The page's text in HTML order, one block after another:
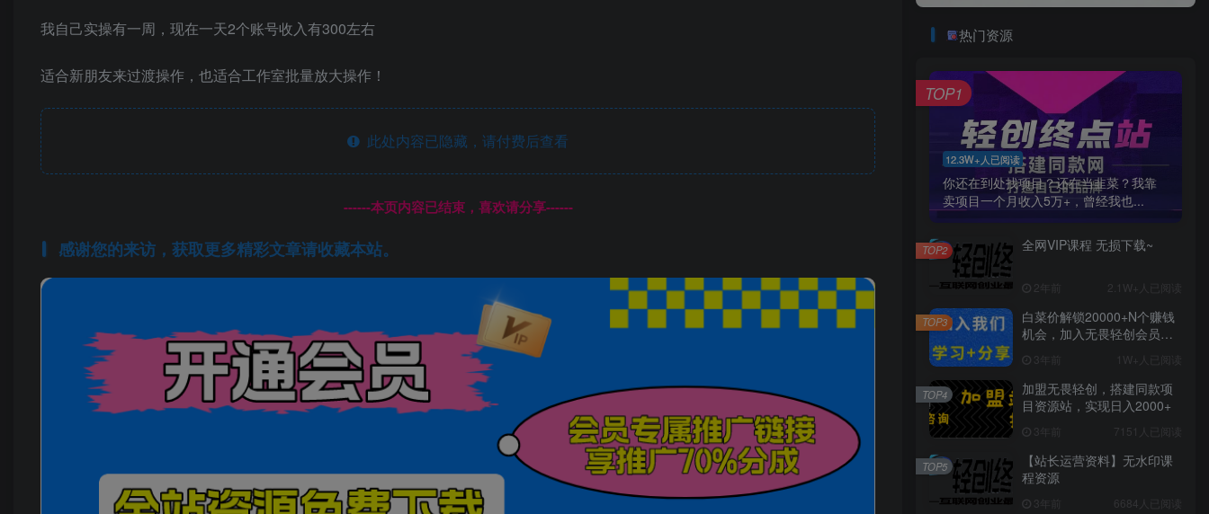
我自己实操有一周，现在一天2个账号收入有300左右
适合新朋友来过渡操作，也适合工作室批量放大操作！
此处内容已隐藏，请付费后查看
------本页内容已结束，喜欢请分享------
感谢您的来访，获取更多精彩文章请收藏本站。
热门资源
12.3W+人已阅读
你还在到处找项目？还在当韭菜？我靠
卖项目一个月收入5万+，曾经我也...
TOP1
全网VIP课程 无损下载~
2年前 2.1W+人已阅读
TOP2
白菜价解锁20000+N个赚钱
机会，加入无畏轻创会员，
3年前 1W+人已阅读
TOP3
加盟无畏轻创，搭建同款项
目资源站，实现日入2000+
3年前 7151人已阅读
TOP4
【站长运营资料】无水印课
程资源
3年前 6684人已阅读
TOP5